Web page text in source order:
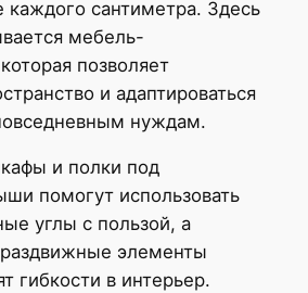
каждого сантиметра. Здесь
мебель-
позволяет
и адаптироваться
нуждам.
и полки под
помогут использовать
углы с пользой, а
элементы
гибкости в интерьер.